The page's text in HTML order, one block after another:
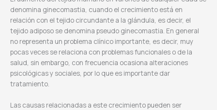
denomina ginecomastia, cuando el crecimiento está en
relación con el tejido circundante a la glándula, es decir, el
tejido adiposo se denomina pseudo ginecomastia. En general
no representa un problema clínico importante, es decir, muy
pocas veces se relaciona con problemas funcionales o de la
salud, sin embargo, con frecuencia ocasiona alteraciones
psicológicas y sociales, por lo que es importante dar
tratamiento.
Las causas relacionadas a este crecimiento pueden ser